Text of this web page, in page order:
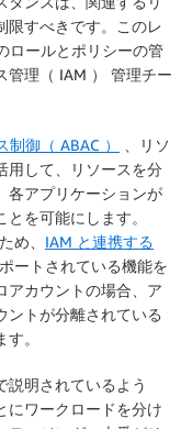
限すべきです。このレ
ロールとポリシーの管
管理（ IAM ） 管理チー
御（ ABAC ）
、リソ
用して、リソースを分
各アプリケーションが
を可能にします。
め、 IAM と連携する
ートされている機能を
アカウントの場合、ア
ントが分離されている
。
説明されているよう
にワークロードを分け